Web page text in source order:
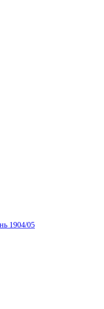
1904/05